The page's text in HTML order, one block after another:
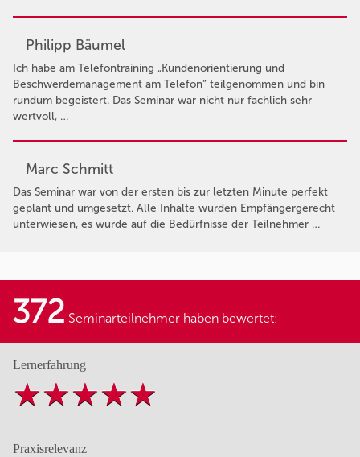
Philipp Bäumel
Ich habe am Telefontraining „Kundenorientierung und
Beschwerdemanagement am Telefon“ teilgenommen und bin
rundum begeistert. Das Seminar war nicht nur fachlich sehr
wertvoll, …
Marc Schmitt
Das Seminar war von der ersten bis zur letzten Minute perfekt
geplant und umgesetzt. Alle Inhalte wurden Empfängergerecht
unterwiesen, es wurde auf die Bedürfnisse der Teilnehmer …
372 Seminarteilnehmer haben bewertet:
Lernerfahrung
Praxisrelevanz